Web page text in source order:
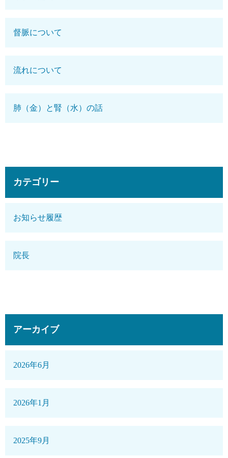
督脈について
流れについて
肺（金）と腎（水）の話
カテゴリー
お知らせ履歴
院長
アーカイブ
2026年6月
2026年1月
2025年9月